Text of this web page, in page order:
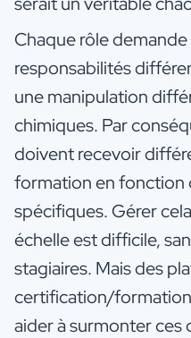
Chaque rôle
responsabilités
une manipulation
chimiques. Par
doivent recevoir
formation en fonction
spécifiques. Gérer
échelle est difficile,
stagiaires. Mais des
certification/
aider à surmonter ces